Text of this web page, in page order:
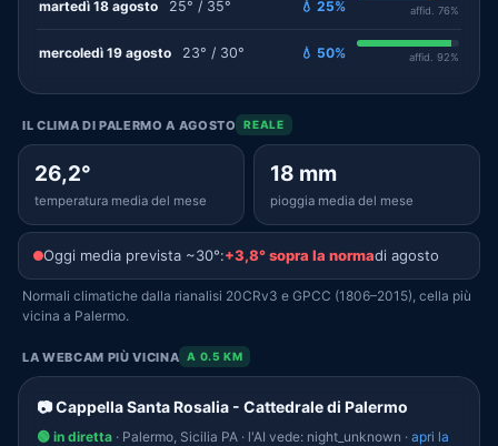
martedì 18 agosto 25° / 35° 💧 25% affid. 76%
mercoledì 19 agosto 23° / 30° 💧 50% affid. 92%
IL CLIMA DI PALERMO A AGOSTO REALE
26,2°
temperatura media del mese
18 mm
pioggia media del mese
Oggi media prevista ~30°:+3,8° sopra la normadi agosto
Normali climatiche dalla rianalisi 20CRv3 e GPCC (1806–2015), cella più
vicina a Palermo.
LA WEBCAM PIÙ VICINA A 0.5 KM
📷 Cappella Santa Rosalia - Cattedrale di Palermo
🟢 in diretta · Palermo, Sicilia PA · l'AI vede: night_unknown · apri la